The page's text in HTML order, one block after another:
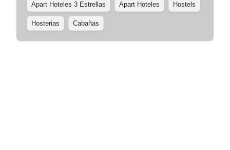
Apart Hoteles 3 Estrellas Apart Hoteles Hostels
Hosterias Cabañas